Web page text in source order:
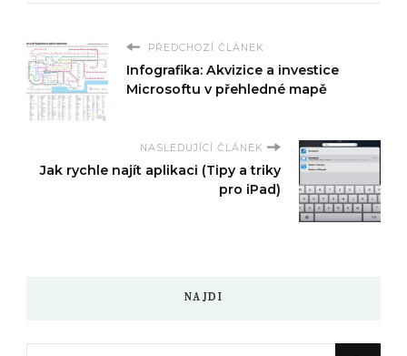
PŘEDCHOZÍ ČLÁNEK
Infografika: Akvizice a investice
Microsoftu v přehledné mapě
NASLEDUJÍCÍ ČLÁNEK
Jak rychle najít aplikaci (Tipy a triky
pro iPad)
NAJDI